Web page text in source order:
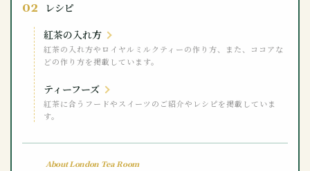
02
レシピ
紅茶の入れ方
紅茶の入れ方やロイヤルミルクティーの作り方、また、ココアな
どの作り方を掲載しています。
ティーフーズ
紅茶に合うフードやスイーツのご紹介やレシピを掲載していま
す。
About London Tea Room